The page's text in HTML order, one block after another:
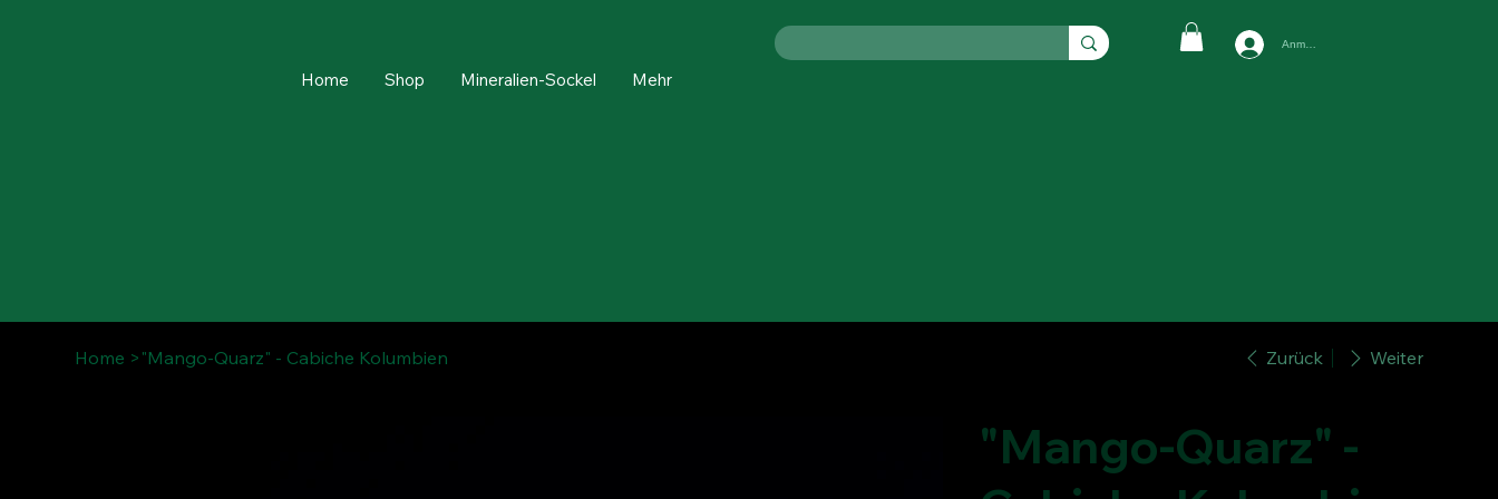
Home Shop Mineralien-Sockel Mehr
Anmelden
Home > "Mango-Quarz" - Cabiche Kolumbien Zurück Weiter
"Mango-Quarz" -